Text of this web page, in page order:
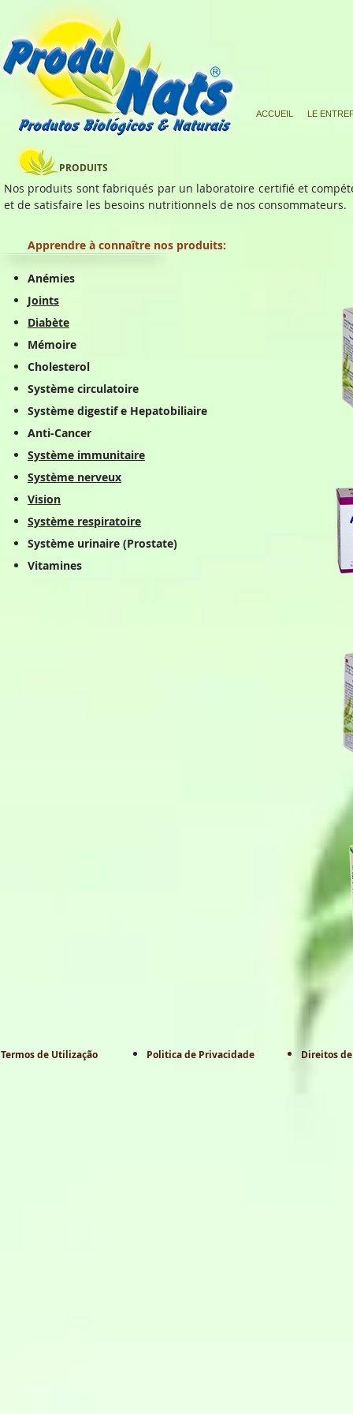
Nos produits sont fabriqués par un laboratoire certifié et
et de satisfaire les besoins nutritionnels de nos consommateurs.
PRODUITS
LE
ACCUEIL
Apprendre à connaître nos produits:
Anémies
Joints
Diabète
Mémoire
Cholesterol
Système circulatoire
Système digestif e Hepatobiliaire
Anti-Cancer
Système immunitaire
Système nerveux
Vision
Système respiratoire
Système urinaire (Prostate)
Vitamines
Termos de Utilização Politica de Privacidade Direitos